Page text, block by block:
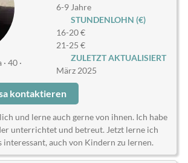
40 ·
6-9 Jahre
STUNDENLOHN (€)
16-20 €
21-25 €
ZULETZT AKTUALISIERT
März 2025
kontaktieren
und lerne auch gerne von ihnen. Ich habe
unterrichtet und betreut. Jetzt lerne ich
interessant, auch von Kindern zu lernen.